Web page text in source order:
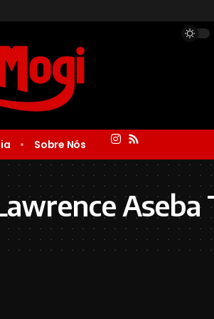
Sobre Nós
Aseba